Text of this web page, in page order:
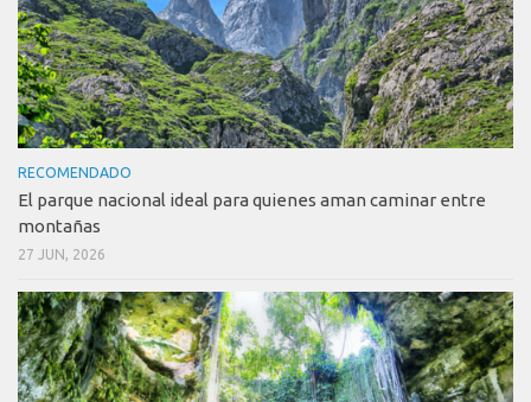
RECOMENDADO
El parque nacional ideal para quienes aman caminar entre
montañas
27 JUN, 2026